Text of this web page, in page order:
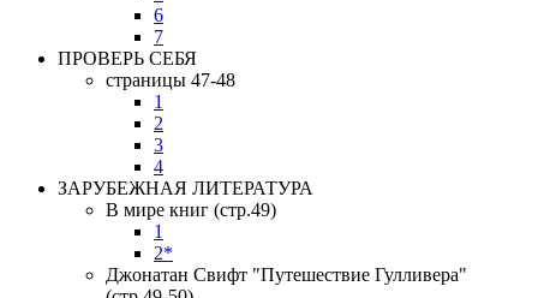
6
7
ПРОВЕРЬ СЕБЯ
страницы 47-48
1
2
3
4
ЗАРУБЕЖНАЯ ЛИТЕРАТУРА
В мире книг (стр.49)
1
2*
Джонатан Свифт "Путешествие Гулливера"